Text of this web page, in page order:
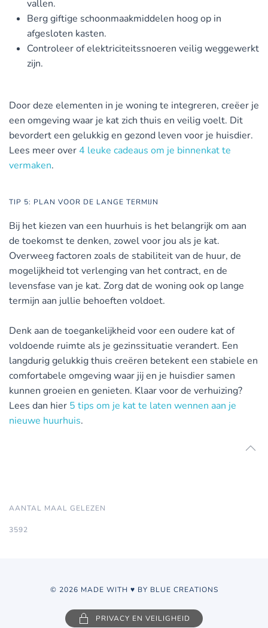
vallen.
Berg giftige schoonmaakmiddelen hoog op in
afgesloten kasten.
Controleer of elektriciteitssnoeren veilig weggewerkt
zijn.
Door deze elementen in je woning te integreren, creëer je
een omgeving waar je kat zich thuis en veilig voelt. Dit
bevordert een gelukkig en gezond leven voor je huisdier.
Lees meer over 4 leuke cadeaus om je binnenkat te
vermaken.
TIP 5: PLAN VOOR DE LANGE TERMIJN
Bij het kiezen van een huurhuis is het belangrijk om aan
de toekomst te denken, zowel voor jou als je kat.
Overweeg factoren zoals de stabiliteit van de huur, de
mogelijkheid tot verlenging van het contract, en de
levensfase van je kat. Zorg dat de woning ook op lange
termijn aan jullie behoeften voldoet.
Denk aan de toegankelijkheid voor een oudere kat of
voldoende ruimte als je gezinssituatie verandert. Een
langdurig gelukkig thuis creëren betekent een stabiele en
comfortabele omgeving waar jij en je huisdier samen
kunnen groeien en genieten. Klaar voor de verhuizing?
Lees dan hier 5 tips om je kat te laten wennen aan je
nieuwe huurhuis.
AANTAL MAAL GELEZEN
3592
© 2026 MADE WITH ♥ BY BLUE CREATIONS
PRIVACY EN VEILIGHEID